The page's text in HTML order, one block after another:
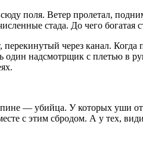
поля. Ветер пролетал,
стада. До чего богатая
через канал. Когда
надсмотрщик с плетью в
— убийца. У которых уши
с этим сбродом. А у тех,